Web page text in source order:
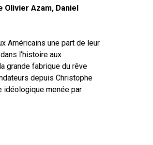
Olivier Azam, Daniel
Américains une part de leur
l’histoire aux
grande fabrique du rêve
depuis Christophe
idéologique menée par